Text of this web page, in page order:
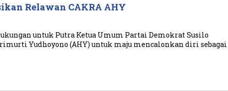
Relawan CAKRA AHY
untuk Putra Ketua Umum Partai Demokrat Susilo
Yudhoyono (AHY) untuk maju mencalonkan diri sebagai